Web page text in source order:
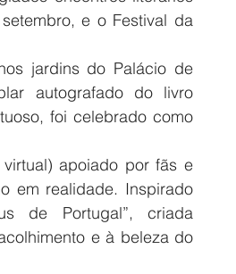
e o Festival da
jardins do Palácio de
foi celebrado como
apoiado por fãs e
em realidade. Inspirado
de Portugal”, criada
e à beleza do